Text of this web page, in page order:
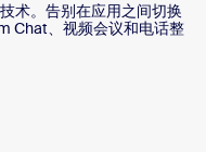
术。告别在应用之间切换
Chat、视频会议和电话整